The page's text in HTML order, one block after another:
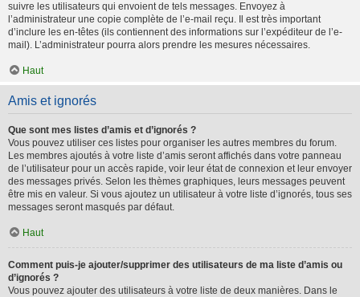
suivre les utilisateurs qui envoient de tels messages. Envoyez à
l’administrateur une copie complète de l’e-mail reçu. Il est très important
d’inclure les en-têtes (ils contiennent des informations sur l’expéditeur de l’e-
mail). L’administrateur pourra alors prendre les mesures nécessaires.
Haut
Amis et ignorés
Que sont mes listes d’amis et d’ignorés ?
Vous pouvez utiliser ces listes pour organiser les autres membres du forum.
Les membres ajoutés à votre liste d’amis seront affichés dans votre panneau
de l’utilisateur pour un accès rapide, voir leur état de connexion et leur envoyer
des messages privés. Selon les thèmes graphiques, leurs messages peuvent
être mis en valeur. Si vous ajoutez un utilisateur à votre liste d’ignorés, tous ses
messages seront masqués par défaut.
Haut
Comment puis-je ajouter/supprimer des utilisateurs de ma liste d’amis ou
d’ignorés ?
Vous pouvez ajouter des utilisateurs à votre liste de deux manières. Dans le